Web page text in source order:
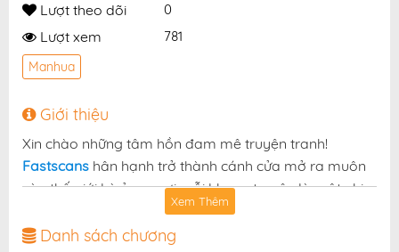
Lượt theo dõi 0
Lượt xem 781
Manhua
Giới thiệu
Xin chào những tâm hồn đam mê truyện tranh!
Fastscans hân hạnh trở thành cánh cửa mở ra muôn
vàn thế giới kỳ ảo — nơi mỗi khung truyện là một nhịp
đập cảm xúc, mỗi chương truyện là một chuyến phiêu
lưu không thể ngừng dõi theo. Và hôm nay, chúng tôi
Xem Thêm
Danh sách chương